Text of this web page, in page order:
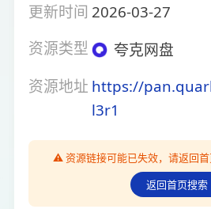
更新时间 2026-03-27
资源类型
夸克网盘
资源地址 https://
l3r1
⚠️ 资源链接可能已失效，请返回
返回首页搜索